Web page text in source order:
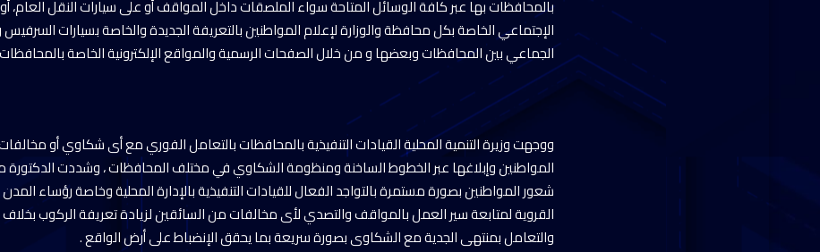
بالمحافظات بها عبر كافة الوسائل المتاحة سواء الملصقات داخل المواقف أو على سيارات النقل العام،
الإجتماعي الخاصة بكل محافظة والوزارة لإعلام المواطنين بالتعريفة الجديدة والخاصة بسيارات السرفيس
الجماعي بين المحافظات وبعضها و من خلال الصفحات الرسمية والمواقع الإلكترونية الخاصة
ووجهت وزيرة التنمية المحلية القيادات التنفيذية بالمحافظات بالتعامل الفوري مع أى شكاوي أو
المواطنين وإبلاغها عبر الخطوط الساخنة ومنظومة الشكاوي في مختلف المحافظات ، وشددت
شعور المواطنين بصورة مستمرة بالتواجد الفعال للقيادات التنفيذية بالإدارة المحلية وخاصة رؤساء
القروية لمتابعة سير العمل بالمواقف والتصدي لأى مخالفات من السائقين لزيادة تعريفة الركوب بخلاف
والتعامل بمنتهى الجدية مع الشكاوى بصورة سريعة بما يحقق الإنضباط على أرض الواقع .